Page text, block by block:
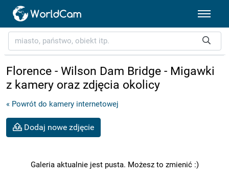
Florence - Wilson Dam Bridge - Migawki
z kamery oraz zdjęcia okolicy
« Powrót do kamery internetowej
Dodaj nowe zdjęcie
Galeria aktualnie jest pusta. Możesz to zmienić :)